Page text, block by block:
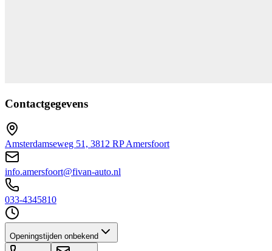
Contactgegevens
Amsterdamseweg 51, 3812 RP Amersfoort
info.amersfoort@fivan-auto.nl
033-4345810
Openingstijden onbekend